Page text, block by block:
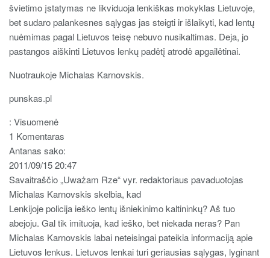
švietimo įstatymas ne likviduoja lenkiškas mokyklas Lietuvoje,
bet sudaro palankesnes sąlygas jas steigti ir išlaikyti, kad lentų
nuėmimas pagal Lietuvos teisę nebuvo nusikaltimas. Deja, jo
pastangos aiškinti Lietuvos lenkų padėtį atrodė apgailėtinai.
Nuotraukoje Michalas Karnovskis.
punskas.pl
: Visuomenė
1 Komentaras
Antanas sako:
2011/09/15 20:47
Savaitraščio „Uważam Rze“ vyr. redaktoriaus pavaduotojas
Michalas Karnovskis skelbia, kad
Lenkijoje policija ieško lentų išniekinimo kaltininkų? Aš tuo
abejoju. Gal tik imituoja, kad ieško, bet niekada neras? Pan
Michalas Karnovskis labai neteisingai pateikia informaciją apie
Lietuvos lenkus. Lietuvos lenkai turi geriausias sąlygas, lyginant